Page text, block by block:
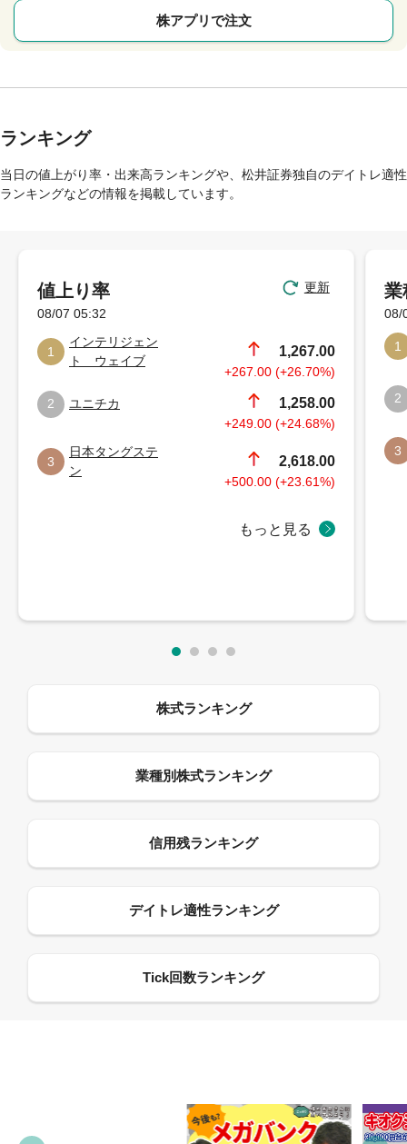
株アプリで注文
ランキング
当日の値上がり率・出来高ランキングや、松井証券独自のデイトレ適性
ランキングなどの情報を掲載しています。